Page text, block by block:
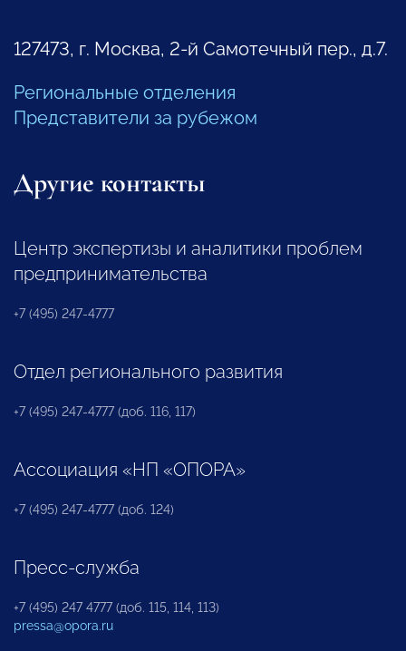
127473, г. Москва, 2-й Самотечный пер., д.7.
Региональные отделения
Представители за рубежом
Другие контакты
Центр экспертизы и аналитики проблем
предпринимательства
+7 (495) 247-4777
Отдел регионального развития
+7 (495) 247-4777 (доб. 116, 117)
Ассоциация «НП «ОПОРА»
+7 (495) 247-4777 (доб. 124)
Пресс-служба
+7 (495) 247 4777 (доб. 115, 114, 113)
pressa@opora.ru